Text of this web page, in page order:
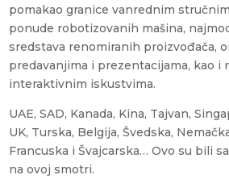
pomakao granice vanrednim
ponude robotizovanih mašina,
sredstava renomiranih proizvođača,
predavanjima i prezentacijama, kao i
interaktivnim iskustvima.
UAE, SAD, Kanada, Kina, Tajvan,
UK, Turska, Belgija, Švedska,
Francuska i Švajcarska… Ovo su bili
na ovoj smotri.